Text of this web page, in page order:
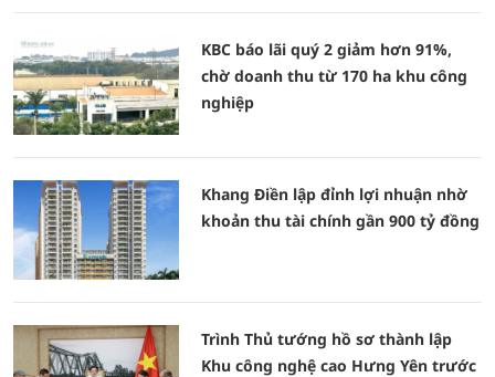
KBC báo lãi quý 2 giảm hơn 91%,
chờ doanh thu từ 170 ha khu công
nghiệp
Khang Điền lập đỉnh lợi nhuận nhờ
khoản thu tài chính gần 900 tỷ đồng
Trình Thủ tướng hồ sơ thành lập
Khu công nghệ cao Hưng Yên trước